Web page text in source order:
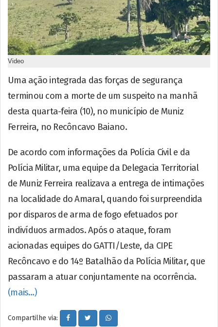
Video
Uma ação integrada das forças de segurança
terminou com a morte de um suspeito na manhã
desta quarta-feira (10), no município de Muniz
Ferreira, no Recôncavo Baiano.
De acordo com informações da Polícia Civil e da
Polícia Militar, uma equipe da Delegacia Territorial
de Muniz Ferreira realizava a entrega de intimações
na localidade do Amaral, quando foi surpreendida
por disparos de arma de fogo efetuados por
indivíduos armados. Após o ataque, foram
acionadas equipes do GATTI/Leste, da CIPE
Recôncavo e do 14º Batalhão da Polícia Militar, que
passaram a atuar conjuntamente na ocorrência.
(mais…)
Compartilhe via: